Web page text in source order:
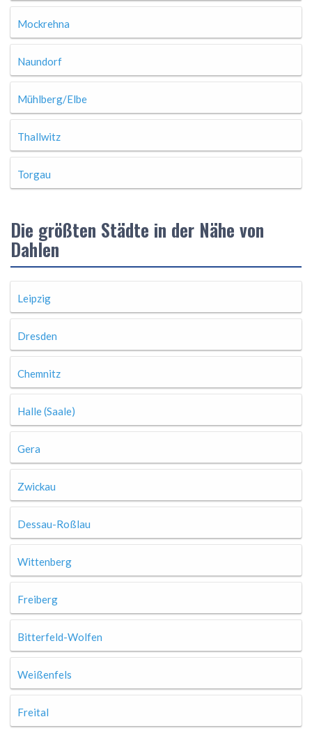
Mockrehna
Naundorf
Mühlberg/Elbe
Thallwitz
Torgau
Die größten Städte in der Nähe von
Dahlen
Leipzig
Dresden
Chemnitz
Halle (Saale)
Gera
Zwickau
Dessau-Roßlau
Wittenberg
Freiberg
Bitterfeld-Wolfen
Weißenfels
Freital